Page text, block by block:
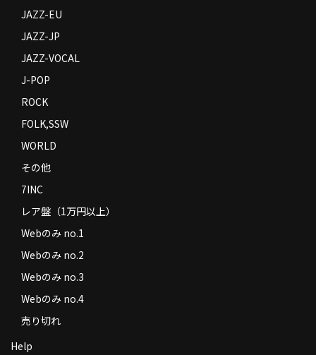
JAZZ-EU
JAZZ-JP
JAZZ-VOCAL
J-POP
ROCK
FOLK,SSW
WORLD
その他
7INC
レア盤（1万円以上）
Webのみ no.1
Webのみ no.2
Webのみ no.3
Webのみ no.4
売り切れ
Help